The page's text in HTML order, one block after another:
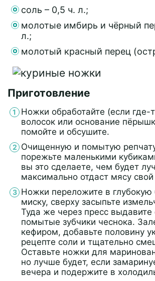
соль – 0,5 ч. л.;
молотые имбирь и чёрный
л.;
молотый красный перец
Приготовление
Ножки обработайте (если где-
волосок или основание
помойте и обсушите.
Очищенную и помытую
порежьте маленькими
вы это сделаете, чем будет
максимально отдаст мясу
Ножки переложите в
миску, сверху засыпьте
Туда же через пресс
помытые зубчики чеснока.
кефиром, добавьте половину
рецепте соли и тщательно
Оставьте ножки для
но лучше будет, если
вечера и подержите в